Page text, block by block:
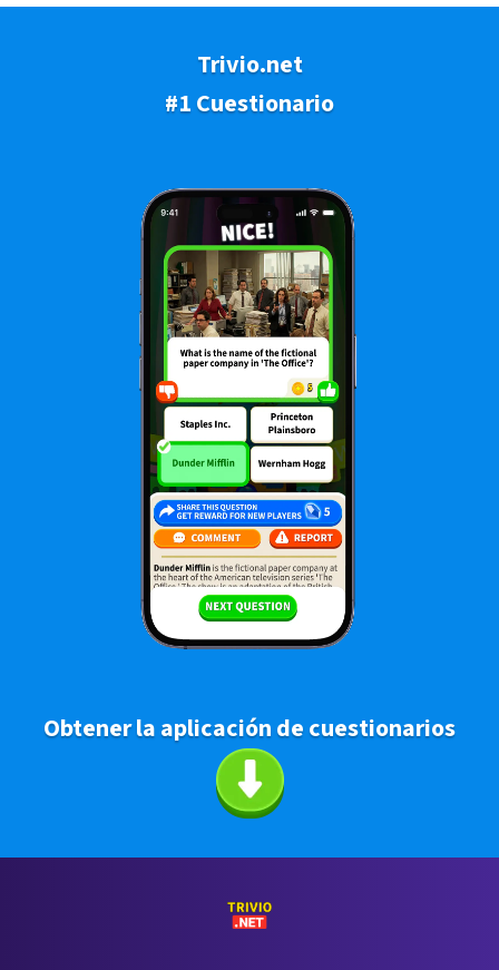
Trivio.net
#1 Cuestionario
Obtener la aplicación de cuestionarios